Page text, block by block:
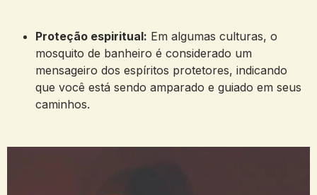
Proteção espiritual: Em algumas culturas, o
mosquito de banheiro é considerado um
mensageiro dos espíritos protetores, indicando
que você está sendo amparado e guiado em seus
caminhos.